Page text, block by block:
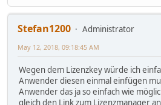
Stefan1200
Administrator
May 12, 2018, 09:18:45 AM
Wegen dem Lizenzkey würde ich
Anwender diesen einmal einfügen
Anwender das ja so einfach wie